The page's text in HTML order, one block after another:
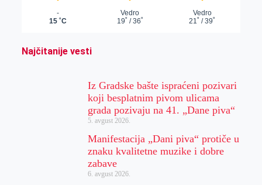
Najčitanije vesti
Iz Gradske bašte ispraćeni pozivari
koji besplatnim pivom ulicama
grada pozivaju na 41. „Dane piva“
5. avgust 2026.
Manifestacija „Dani piva“ protiče u
znaku kvalitetne muzike i dobre
zabave
6. avgust 2026.